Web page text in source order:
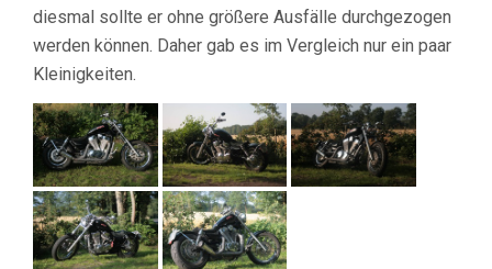
diesmal sollte er ohne größere Ausfälle durchgezogen
werden können. Daher gab es im Vergleich nur ein paar
Kleinigkeiten.